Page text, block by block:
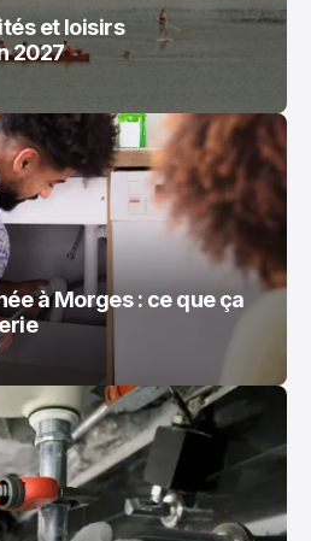
et loisirs
2027
à Morges : ce que ça